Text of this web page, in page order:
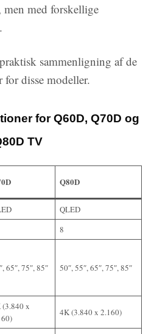
men med forskellige
sammenligning af de
disse modeller.
for Q60D, Q70D og
TV
Q80D
QLED
8
65″, 75″, 85″ 50″, 55″, 65″, 75″, 85″
(3.840 x
4K (3.840 x 2.160)